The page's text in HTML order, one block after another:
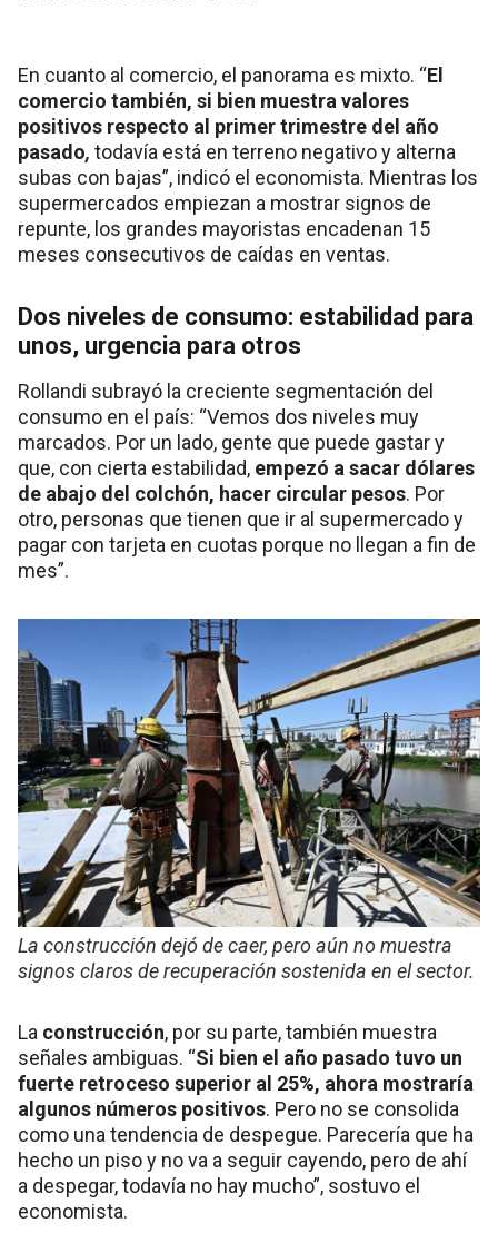
En cuanto al comercio, el panorama es mixto. “El
comercio también, si bien muestra valores
positivos respecto al primer trimestre del año
pasado, todavía está en terreno negativo y alterna
subas con bajas”, indicó el economista. Mientras los
supermercados empiezan a mostrar signos de
repunte, los grandes mayoristas encadenan 15
meses consecutivos de caídas en ventas.
Dos niveles de consumo: estabilidad para
unos, urgencia para otros
Rollandi subrayó la creciente segmentación del
consumo en el país: “Vemos dos niveles muy
marcados. Por un lado, gente que puede gastar y
que, con cierta estabilidad, empezó a sacar dólares
de abajo del colchón, hacer circular pesos. Por
otro, personas que tienen que ir al supermercado y
pagar con tarjeta en cuotas porque no llegan a fin de
mes”.
La construcción dejó de caer, pero aún no muestra
signos claros de recuperación sostenida en el sector.
La construcción, por su parte, también muestra
señales ambiguas. “Si bien el año pasado tuvo un
fuerte retroceso superior al 25%, ahora mostraría
algunos números positivos. Pero no se consolida
como una tendencia de despegue. Parecería que ha
hecho un piso y no va a seguir cayendo, pero de ahí
a despegar, todavía no hay mucho”, sostuvo el
economista.